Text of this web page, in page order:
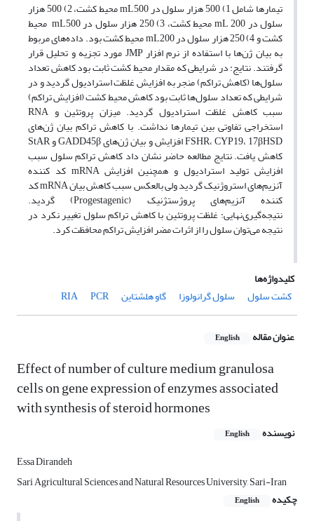
تیمارها شامل 1) 500 هزار سلول در mL‌500 محیط کشت، 2) 500 هزار
سلول در mL 200 محیط کشت، 3) 250 هزار سلول در mL‌500 محیط
کشت و 4) 250 هزار سلول در mL‌200 محیط کشت بود. داده‌های مربوط
به بیان ژن‌ها با استفاده از نرم افزار JMP مورد تجزیه و تحلیل قرار
گرفتند. نتایج: در شرایطی که مقدار محیط کشت ثابت بود کاهش تعداد
سلول‌ها (کاهش تراکم) منجر به افزایش غلظت استرادیول گردید و در
شرایطی که تعداد سلول‌ها ثابت بود کاهش محیط کشت (افزایش تراکم)
سبب کاهش غلظت استرادیول گردید. میزان پروتئین و RNA
استخراجی تفاوتی بین تیمارها نداشت. با کاهش تراکم بیان ژن‌های
FSHR، CYP19، 17βHSD افزایش و بیان ژن‌های GADD45β و StAR
کاهش یافت. نتایج مطالعه حاضر نشان داد کاهش تراکم سلول سبب
افزایش تولید استرادیول و همچنین افزایش mRNA کد کننده
آنزیم‌های استروژنیک گردید ولی بالعکس سبب کاهش بیان mRNA کد
کننده آنزیم‌های پروژستژنیک (Progestagenic) گردید.
نتیجه‌گیری‌نهایی: غلظت پروتئین با کاهش تراکم سلول تغییر نکرد در
نتیجه می‌توان سلول را از اثرات مضر افزایش تراکم محافظت کرد.
کلیدواژه‌ها
کشت سلول
سلول گرانولوزا گاو هلشتاین RIA PCR
عنوان مقاله English
Effect of number of culture medium granulosa
cells on gene expression of enzymes associated
with synthesis of steroid hormones
نویسنده English
Essa Dirandeh
Sari Agricultural Sciences and Natural Resources University, Sari-Iran
چکیده
English